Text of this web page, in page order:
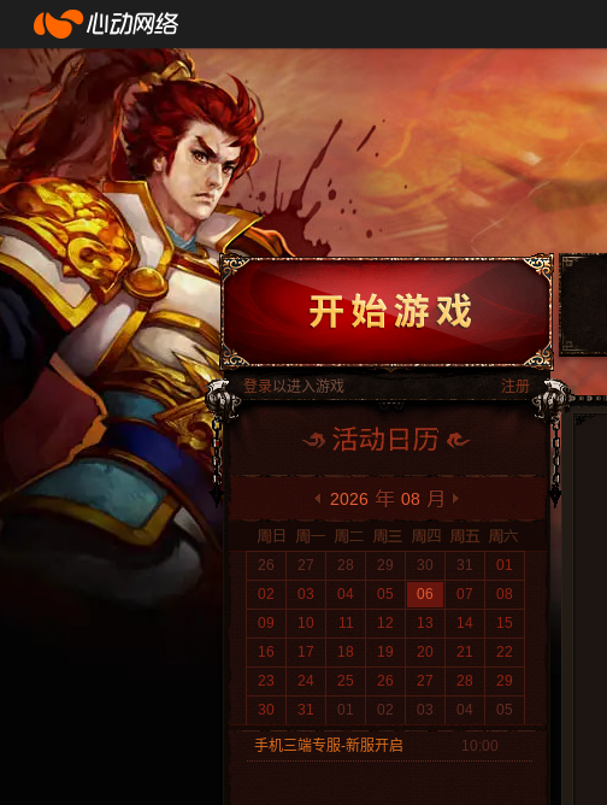
登录以进入游戏 注册
2026 08
26 27 28 29 30 31
01
02
03 04 05 06 07
08
09
10 11 12 13 14
15
16
17 18 19 20 21
22
23
24 25 26 27 28
29
30
31 01 02 03 04 05
手机三端专服-新服开启 10:00